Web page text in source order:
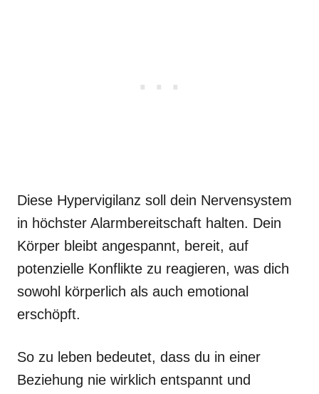
Diese Hypervigilanz soll dein Nervensystem
in höchster Alarmbereitschaft halten. Dein
Körper bleibt angespannt, bereit, auf
potenzielle Konflikte zu reagieren, was dich
sowohl körperlich als auch emotional
erschöpft.
So zu leben bedeutet, dass du in einer
Beziehung nie wirklich entspannt und